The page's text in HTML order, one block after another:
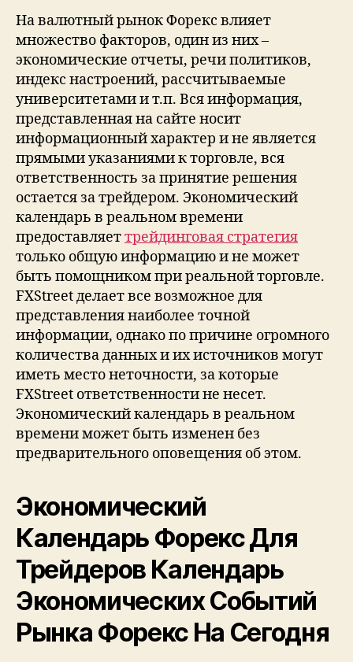
На валютный рынок Форекс влияет
множество факторов, один из них –
экономические отчеты, речи политиков,
индекс настроений, рассчитываемые
университетами и т.п. Вся информация,
представленная на сайте носит
информационный характер и не является
прямыми указаниями к торговле, вся
ответственность за принятие решения
остается за трейдером. Экономический
календарь в реальном времени
предоставляеттрейдинговая стратегия
только общую информацию и не может
быть помощником при реальной торговле.
FXStreet делает все возможное для
представления наиболее точной
информации, однако по причине огромного
количества данных и их источников могут
иметь место неточности, за которые
FXStreet ответственности не несет.
Экономический календарь в реальном
времени может быть изменен без
предварительного оповещения об этом.
Экономический
Календарь Форекс Для
Трейдеров Календарь
Экономических Событий
Рынка Форекс На Сегодня